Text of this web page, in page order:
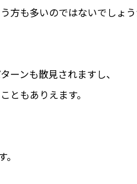
方も多いのではないでしょ
ーンも散見されますし、
ともありえます。